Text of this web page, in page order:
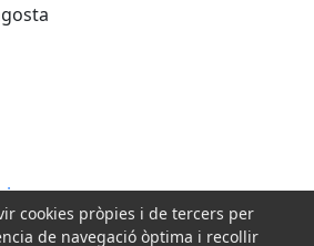
cookies pròpies i de tercers per
de navegació òptima i recollir